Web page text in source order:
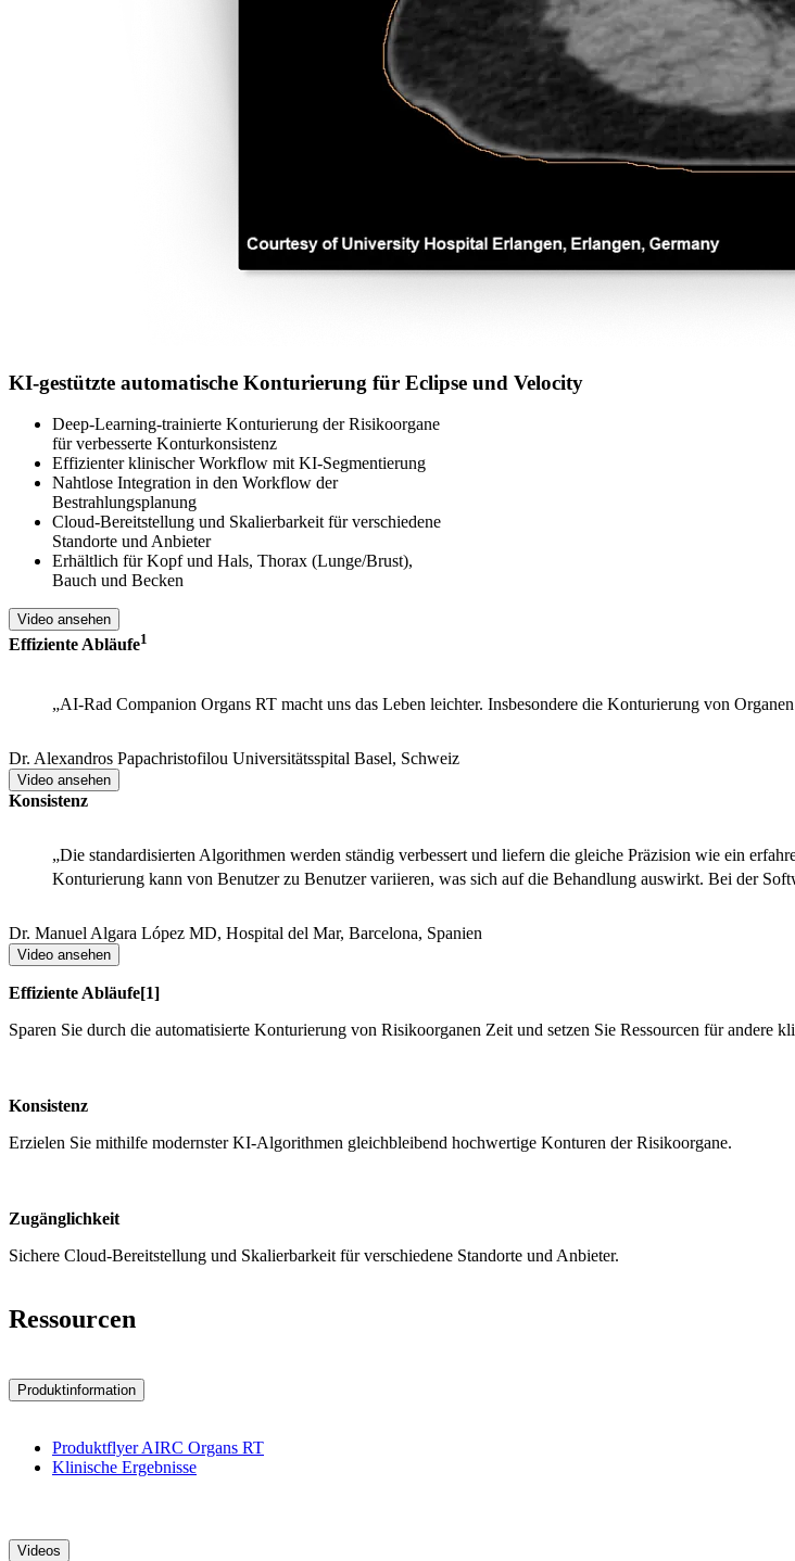
KI-gestützte automatische Konturierung für Eclipse und Velocity
Deep-Learning-trainierte Konturierung der Risikoorgane
für verbesserte Konturkonsistenz
Effizienter klinischer Workflow mit KI-Segmentierung
Nahtlose Integration in den Workflow der
Bestrahlungsplanung
Cloud-Bereitstellung und Skalierbarkeit für verschiedene
Standorte und Anbieter
Erhältlich für Kopf und Hals, Thorax (Lunge/Brust),
Bauch und Becken
Video ansehen
Effiziente Abläufe​​1
„AI-Rad Companion Organs RT macht uns das Leben leichter. Insbesondere die Konturierung von
Dr. Alexandros Papachristofilou Universitätsspital Basel, Schweiz
Video ansehen
Konsistenz
„Die standardisierten Algorithmen werden ständig verbessert und liefern die gleiche Präzision wie ein
Konturierung kann von Benutzer zu Benutzer variieren, was sich auf die Behandlung auswirkt. Bei der
Dr. Manuel Algara López MD, Hospital del Mar, Barcelona, Spanien
Video ansehen
Effiziente Abläufe[​1]
Sparen Sie durch die automatisierte Konturierung von Risikoorganen Zeit und setzen Sie Ressourcen für andere
Konsistenz
Erzielen Sie mithilfe modernster KI-Algorithmen gleichbleibend hochwertige Konturen der Risikoorgane.
Zugänglichkeit
Sichere Cloud-Bereitstellung und Skalierbarkeit für verschiedene Standorte und Anbieter.
Ressourcen
Produktinformation
Produktflyer AIRC Organs RT
Klinische Ergebnisse
Videos